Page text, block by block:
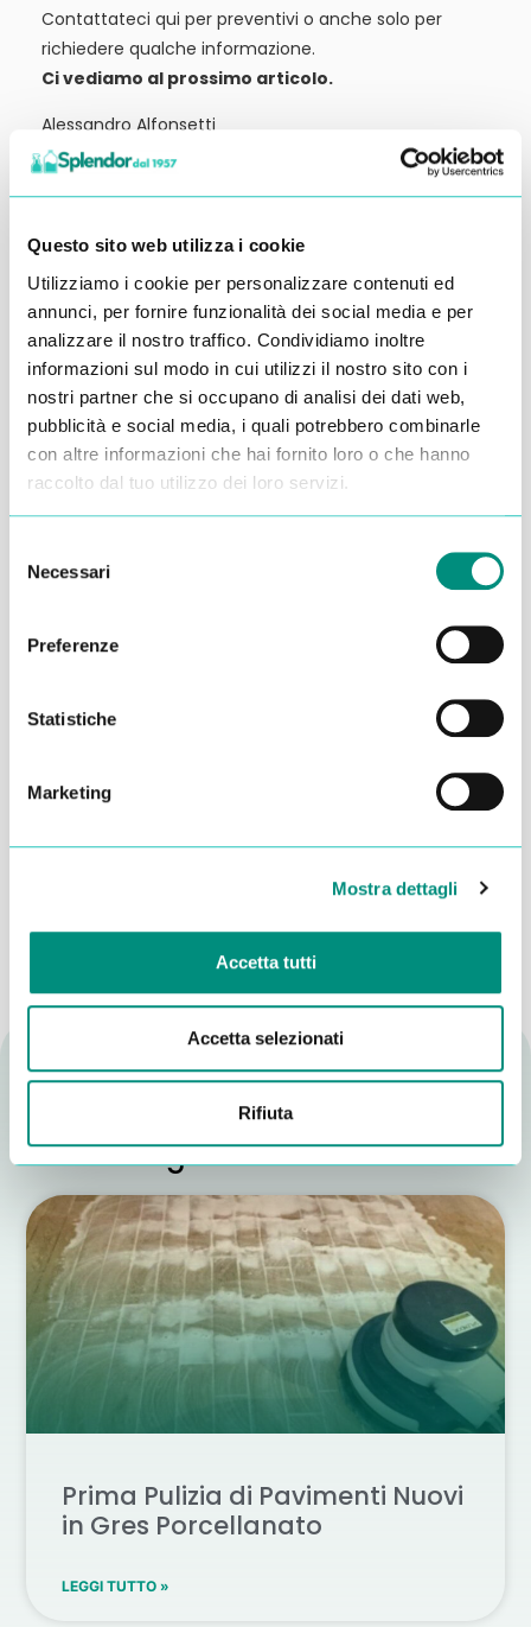
Questo sito web utilizza i cookie
Utilizziamo i cookie per personalizzare contenuti ed
annunci, per fornire funzionalità dei social media e per
analizzare il nostro traffico. Condividiamo inoltre
informazioni sul modo in cui utilizzi il nostro sito con i
nostri partner che si occupano di analisi dei dati web,
pubblicità e social media, i quali potrebbero combinarle
con altre informazioni che hai fornito loro o che hanno
raccolto dal tuo utilizzo dei loro servizi.
delNecessari
Preferenze
Statistiche
Marketing
Mostra dettagli
Accetta tutti
Accetta selezionati
Rifiuta
Contattateci qui per preventivi o anche solo per
richiedere qualche informazione.
Ci vediamo al prossimo articolo.
Alessandro Alfonsetti
Inserisci i tuoi dati qui, ti ricontatteremo
entro 48 ore
Dichiaro di aver letto la
e acconsento al
Altri consigli utili
Prima Pulizia di Pavimenti Nuovi
in Gres Porcellanato
LEGGI TUTTO »